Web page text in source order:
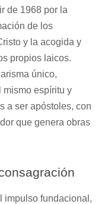
de 1968 por la
de los
y la acogida y
propios laicos.
único,
mismo espíritu y
a ser apóstoles, con
que genera obras
impulso fundacional,